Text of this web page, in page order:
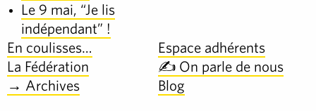
Le 9 mai, “Je lis
indépendant” !
En coulisses…
Espace adhérents
La Fédération
✍️ On parle de nous
→ Archives
Blog